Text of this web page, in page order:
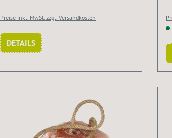
Preise inkl. MwSt. zzgl. Versandkosten
DETAILS